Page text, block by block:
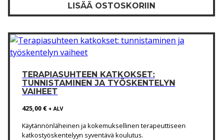
LISÄÄ OSTOSKORIIN
TERAPIASUHTEEN KATKOKSET:
TUNNISTAMINEN JA TYÖSKENTELYN
VAIHEET
425,00 € + ALV
Käytännönläheinen ja kokemuksellinen terapeuttiseen
katkostyöskentelyyn syventävä koulutus.